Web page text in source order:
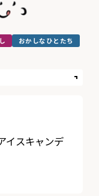
おかしなひとたち
イスキャンデ